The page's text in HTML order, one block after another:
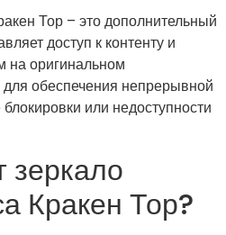
Тор – это дополнительный
доступ к контенту и
на оригинальном
обеспечения непрерывной
или недоступности
зеркало
Кракен Тор?